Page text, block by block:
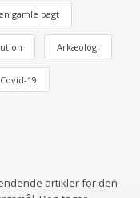
gamle pagt
Arkæologi
Covid-19
artikler for den